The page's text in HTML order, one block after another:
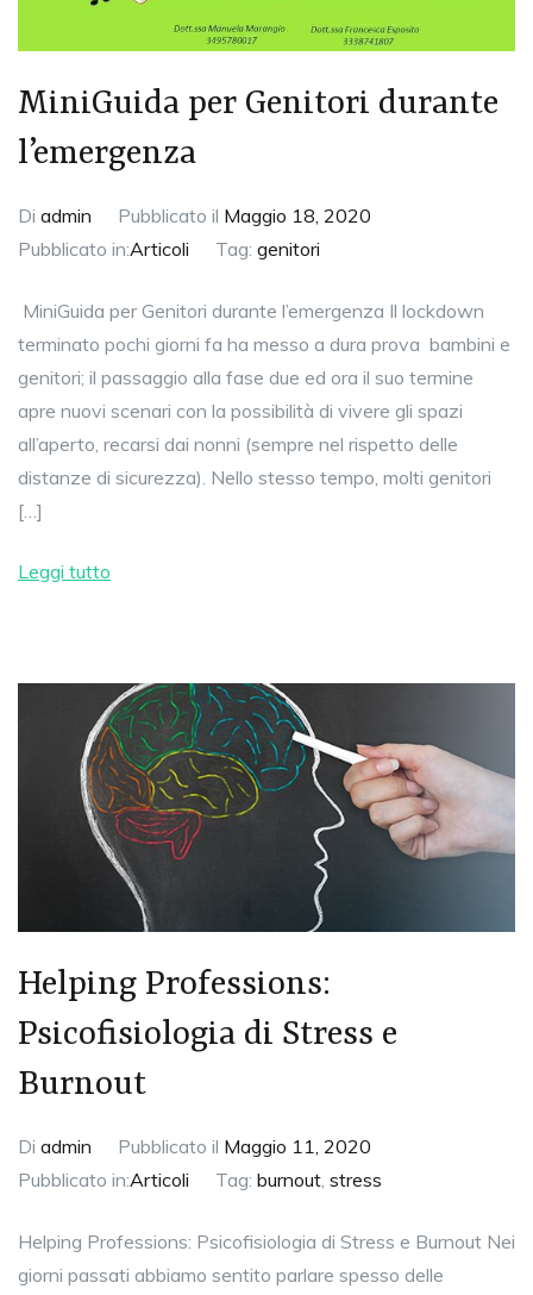
MiniGuida per Genitori durante
l’emergenza
Di admin Pubblicato il Maggio 18, 2020
Pubblicato in:Articoli Tag: genitori
MiniGuida per Genitori durante l’emergenza Il lockdown
terminato pochi giorni fa ha messo a dura prova bambini e
genitori; il passaggio alla fase due ed ora il suo termine
apre nuovi scenari con la possibilità di vivere gli spazi
all’aperto, recarsi dai nonni (sempre nel rispetto delle
distanze di sicurezza). Nello stesso tempo, molti genitori
[…]
Leggi tutto
Helping Professions:
Psicofisiologia di Stress e
Burnout
Di admin Pubblicato il Maggio 11, 2020
Pubblicato in:Articoli Tag: burnout, stress
Helping Professions: Psicofisiologia di Stress e Burnout Nei
giorni passati abbiamo sentito parlare spesso delle